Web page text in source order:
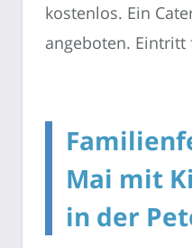
kostenlos. Ein
angeboten. Eintritt
Mai mit
in der